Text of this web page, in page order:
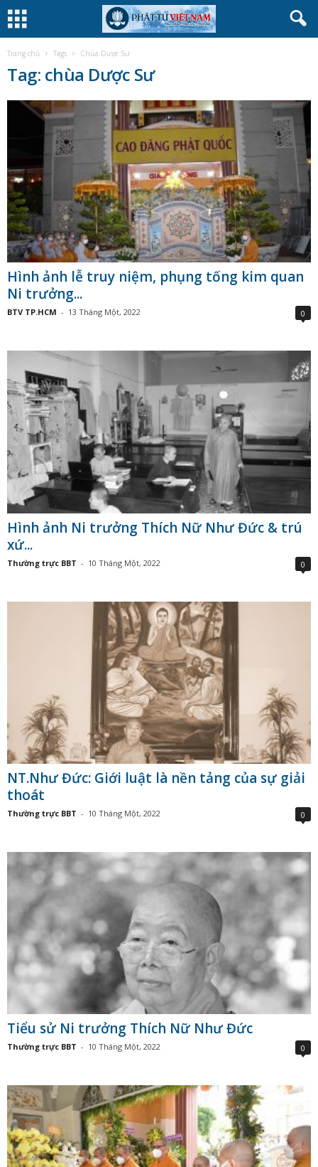
Trang chủ Tags Chùa Dược Sư
Tag: chùa Dược Sư
Hình ảnh lễ truy niệm, phụng tống kim quan
Ni trưởng...
BTV TP.HCM - 13 Tháng Một, 2022 0
Hình ảnh Ni trưởng Thích Nữ Như Đức & trú
xứ...
Thường trực BBT - 10 Tháng Một, 2022 0
NT.Như Đức: Giới luật là nền tảng của sự giải
thoát
Thường trực BBT - 10 Tháng Một, 2022 0
Tiểu sử Ni trưởng Thích Nữ Như Đức
Thường trực BBT - 10 Tháng Một, 2022 0